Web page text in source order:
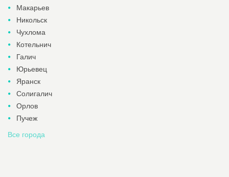
Макарьев
Никольск
Чухлома
Котельнич
Галич
Юрьевец
Яранск
Солигалич
Орлов
Пучеж
Все города